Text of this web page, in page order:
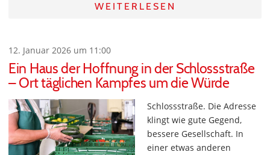
WEITERLESEN
12. Januar 2026 um 11:00
Ein Haus der Hoffnung in der Schlossstraße
– Ort täglichen Kampfes um die Würde
Schlossstraße. Die Adresse
klingt wie gute Gegend,
bessere Gesellschaft. In
einer etwas anderen